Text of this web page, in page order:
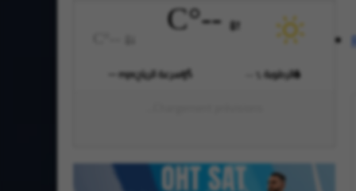
--
°C
الرطوبة % سرعة الرياحmps